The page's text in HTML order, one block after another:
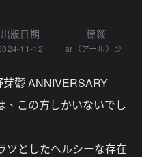
出版日期
11-12
標籤
ar（アール）
芽鬱 ANNIVERSARY
、この方しかいないでし
ツとしたヘルシーな存在